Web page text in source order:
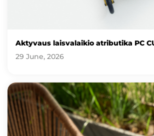
Aktyvaus laisvalaikio atributika PC
29 June, 2026